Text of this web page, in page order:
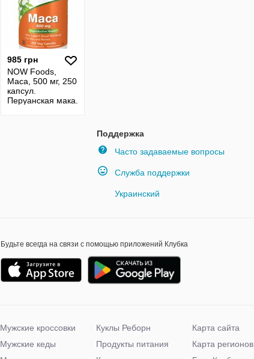
985 грн
NOW Foods,
Maca, 500 мг, 250
капсул.
Перуанская мака.
Поддержка
Часто задаваемые вопросы
Служба поддержки
Украинский
Будьте всегда на связи с помощью приложений Клубка
Мужские кроссовки
Мужские кеды
Куклы Реборн
Продукты питания
Карта сайта
Карта регионов